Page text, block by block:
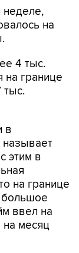
неделе,
на
4 тыс.
на границе
тыс.
в
называет
этим в
на границе
большое
ввел на
на месяц